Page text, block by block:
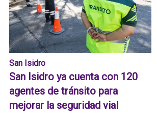
San Isidro
San Isidro ya cuenta con 120
agentes de tránsito para
mejorar la seguridad vial